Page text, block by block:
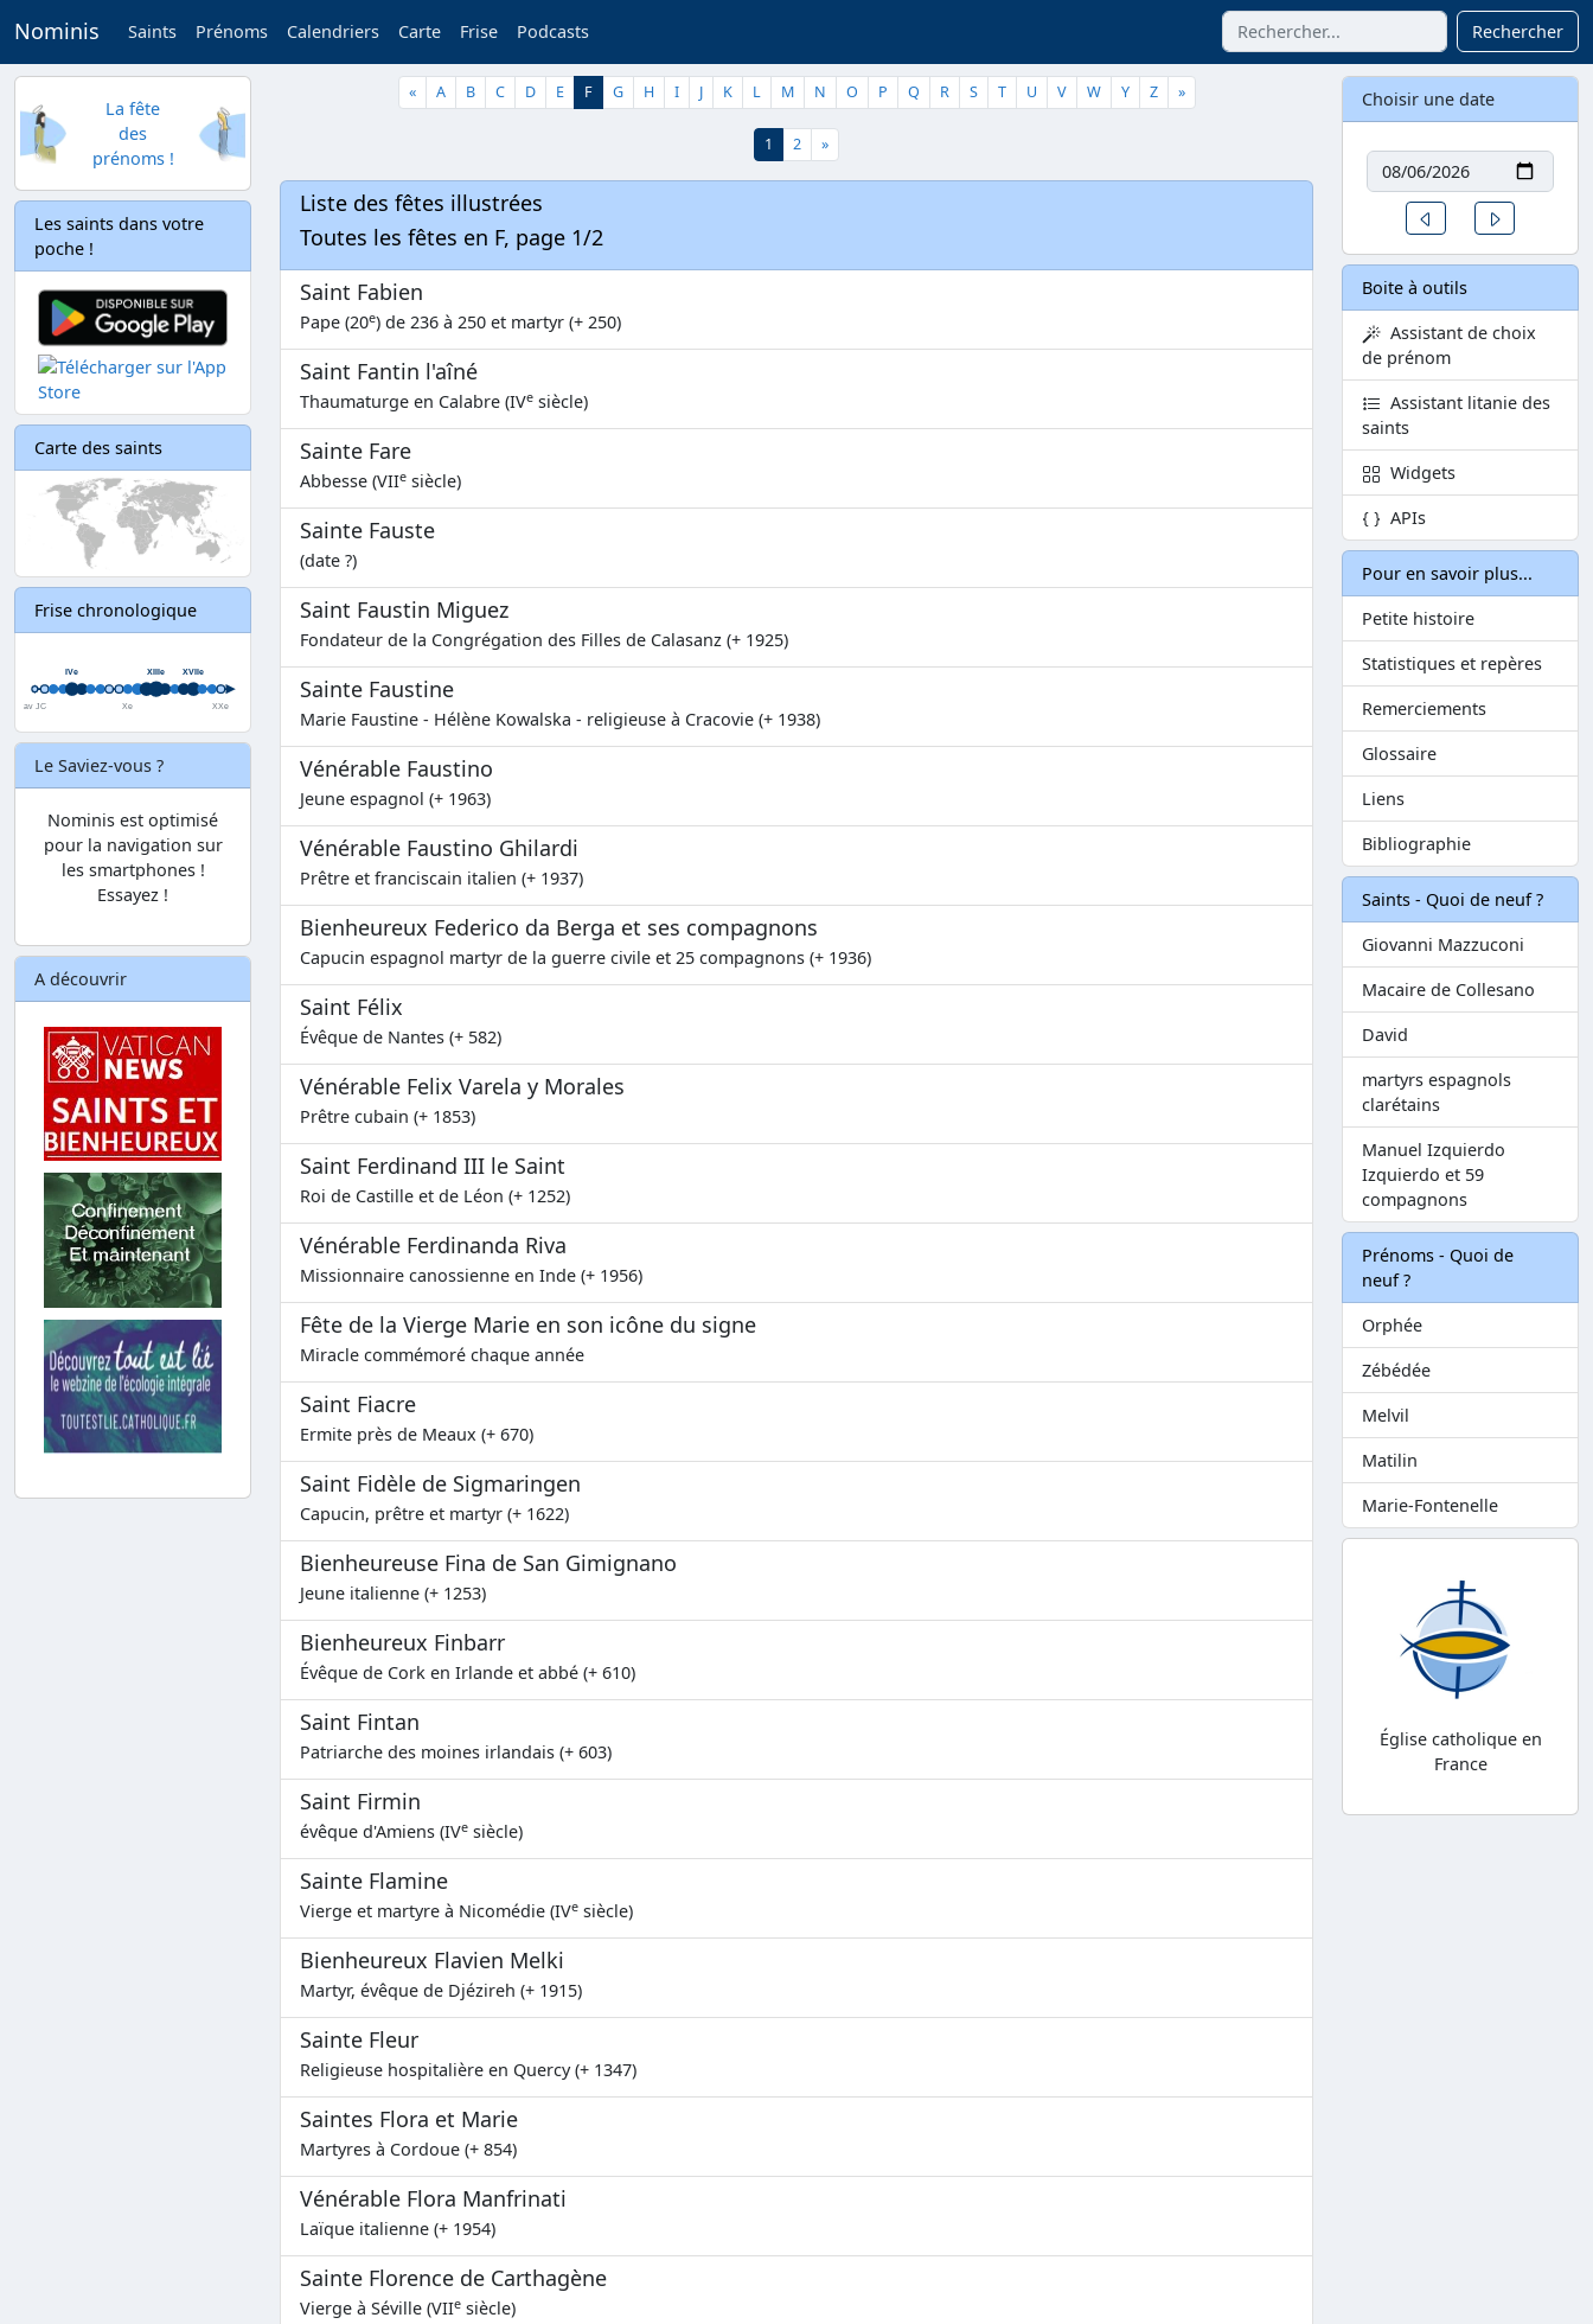
Nominis Saints Prénoms Calendriers Carte Frise Podcasts Rechercher
La fête
des
prénoms !
Les saints dans votre
poche !
Carte des saints
Frise chronologique
Le Saviez-vous ?
Nominis est optimisé
pour la navigation sur
les smartphones !
Essayez !
A découvrir
« A B C D E F G H I J K L M N O P Q R S T U V W Y Z »
1 2 »
Liste des fêtes illustrées
Toutes les fêtes en F, page 1/2
Saint Fabien
Pape (20e) de 236 à 250 et martyr (+ 250)
Saint Fantin l'aîné
Thaumaturge en Calabre (IVe siècle)
Sainte Fare
Abbesse (VIIe siècle)
Sainte Fauste
(date ?)
Saint Faustin Miguez
Fondateur de la Congrégation des Filles de Calasanz (+ 1925)
Sainte Faustine
Marie Faustine - Hélène Kowalska - religieuse à Cracovie (+ 1938)
Vénérable Faustino
Jeune espagnol (+ 1963)
Vénérable Faustino Ghilardi
Prêtre et franciscain italien (+ 1937)
Bienheureux Federico da Berga et ses compagnons
Capucin espagnol martyr de la guerre civile et 25 compagnons (+ 1936)
Saint Félix
Évêque de Nantes (+ 582)
Vénérable Felix Varela y Morales
Prêtre cubain (+ 1853)
Saint Ferdinand III le Saint
Roi de Castille et de Léon (+ 1252)
Vénérable Ferdinanda Riva
Missionnaire canossienne en Inde (+ 1956)
Fête de la Vierge Marie en son icône du signe
Miracle commémoré chaque année
Saint Fiacre
Ermite près de Meaux (+ 670)
Saint Fidèle de Sigmaringen
Capucin, prêtre et martyr (+ 1622)
Bienheureuse Fina de San Gimignano
Jeune italienne (+ 1253)
Bienheureux Finbarr
Évêque de Cork en Irlande et abbé (+ 610)
Saint Fintan
Patriarche des moines irlandais (+ 603)
Saint Firmin
évêque d'Amiens (IVe siècle)
Sainte Flamine
Vierge et martyre à Nicomédie (IVe siècle)
Bienheureux Flavien Melki
Martyr, évêque de Djézireh (+ 1915)
Sainte Fleur
Religieuse hospitalière en Quercy (+ 1347)
Saintes Flora et Marie
Martyres à Cordoue (+ 854)
Vénérable Flora Manfrinati
Laïque italienne (+ 1954)
Sainte Florence de Carthagène
Vierge à Séville (VIIe siècle)
Choisir une date
Date
Un jour avant
Boite à outils
Assistant de choix
de prénom
Assistant litanie des
saints
Widgets
APIs
Pour en savoir plus...
Petite histoire
Statistiques et repères
Remerciements
Glossaire
Liens
Bibliographie
Saints - Quoi de neuf ?
Giovanni Mazzuconi
Macaire de Collesano
David
martyrs espagnols
clarétains
Manuel Izquierdo
Izquierdo et 59
compagnons
Prénoms - Quoi de
neuf ?
Orphée
Zébédée
Melvil
Matilin
Marie-Fontenelle
Église catholique en
France